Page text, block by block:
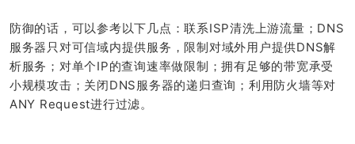
防御的话，可以参考以下几点：联系ISP清洗上游流量；DNS
服务器只对可信域内提供服务，限制对域外用户提供DNS解
析服务；对单个IP的查询速率做限制；拥有足够的带宽承受
小规模攻击；关闭DNS服务器的递归查询；利用防火墙等对
ANY Request进行过滤。